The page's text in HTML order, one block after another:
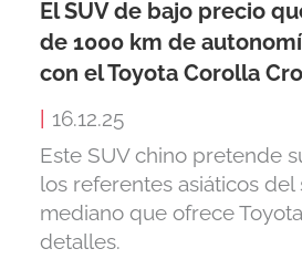
El SUV de bajo precio
de 1000 km de
con el Toyota Corolla
16.12.25
Este SUV chino pretende
los referentes asiáticos
mediano que ofrece
detalles.